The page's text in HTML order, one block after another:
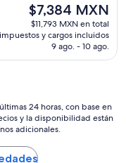
El
precio
actual
de
$7,384 MXN
$11,793 MXN en total
impuestos y cargos incluidos
9 ago. - 10 ago.
24 horas, con base en
y la disponibilidad están
adicionales.